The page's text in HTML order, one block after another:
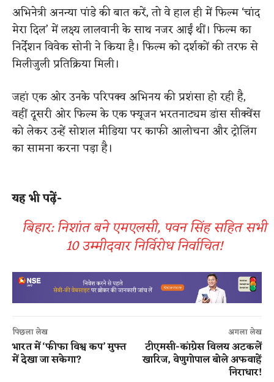
अभिनेत्री अनन्या पांडे की बात करें, तो वे हाल ही में फिल्म ‘चांद
मेरा दिल’ में लक्ष्य लालवानी के साथ नजर आईं थीं। फिल्म का
निर्देशन विवेक सोनी ने किया है। फिल्म को दर्शकों की तरफ से
मिलीजुली प्रतिक्रिया मिली।
जहां एक ओर उनके परिपक्व अभिनय की प्रशंसा हो रही है,
वहीं दूसरी ओर फिल्म के एक फ्यूजन भरतनाट्यम डांस सीक्वेंस
को लेकर उन्हें सोशल मीडिया पर काफी आलोचना और ट्रोलिंग
का सामना करना पड़ा है।
यह भी पढ़ें-
बिहार: निशांत बने एमएलसी, पवन सिंह सहित सभी
10 उम्मीदवार निर्विरोध निर्वाचित!
पिछला लेख
भारत में ‘फीफा विश्व कप’ मुफ्त
में देखा जा सकेगा?
अगला लेख
टीएमसी-कांग्रेस विलय अटकलें
खारिज, वेणुगोपाल बोले अफवाहें
निराधार!